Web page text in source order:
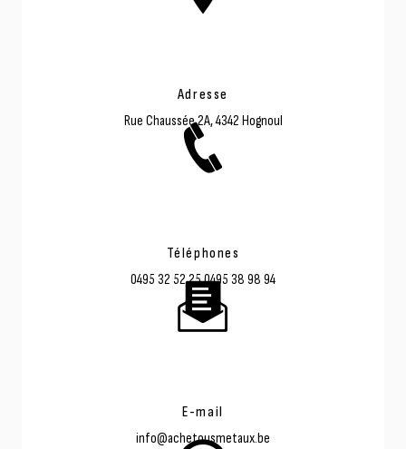
Adresse
Rue Chaussée 2A, 4342 Hognoul
Téléphones
0495 32 52 250495 38 98 94
E-mail
info@achetousmetaux.be